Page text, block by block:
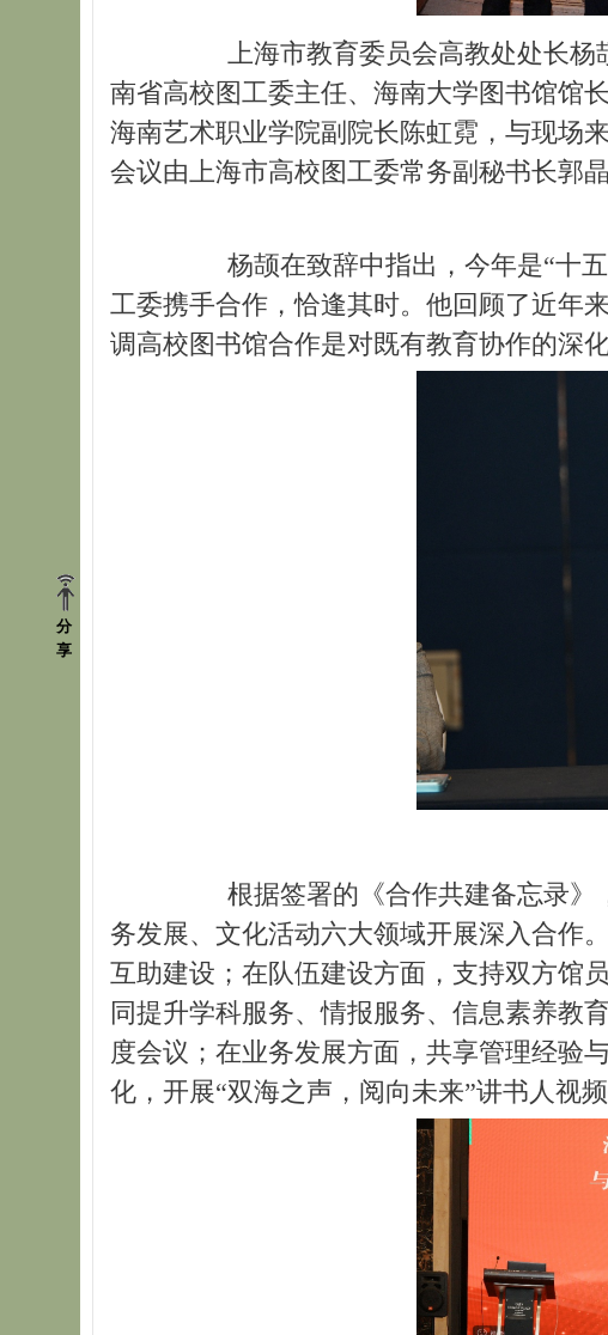
分
享
上海市教育委员会高教处处长杨颉
南省高校图工委主任、海南大学图书馆馆
海南艺术职业学院副院长陈虹霓，与现场
会议由上海市高校图工委常务副秘书长郭晶
杨颉在致辞中指出，今年是“十五
工委携手合作，恰逢其时。他回顾了近年
调高校图书馆合作是对既有教育协作的深
根据签署的《合作共建备忘录》，
务发展、文化活动六大领域开展深入合作
互助建设；在队伍建设方面，支持双方馆
同提升学科服务、情报服务、信息素养教
度会议；在业务发展方面，共享管理经验
化，开展“双海之声，阅向未来”讲书人视